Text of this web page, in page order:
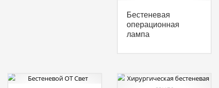
Бестеневая
операционная
лампа